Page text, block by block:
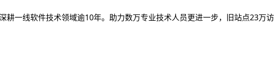
一线软件技术领域逾10年。助力数万专业技术人员更进一步，旧站点23万访